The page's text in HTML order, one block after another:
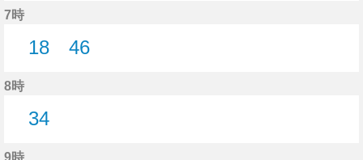
7時
18
46
8時
34
9時